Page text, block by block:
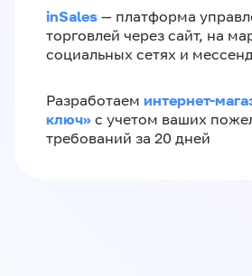
inSales — платформа
торговлей через сайт, на
социальных сетях и
Разработаем интернет-
ключ»‎ с учетом ваших
требований за 20 дней